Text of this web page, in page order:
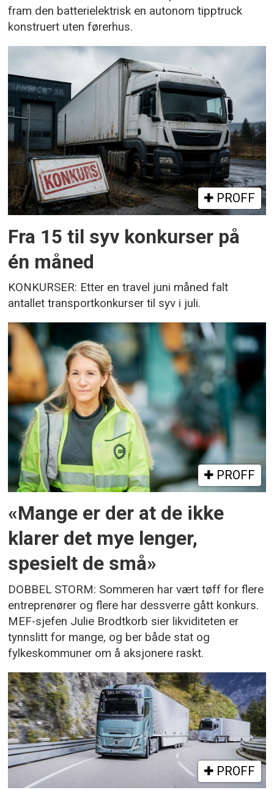
fram den batterielektrisk en autonom tipptruck
konstruert uten førerhus.
PROFF
Fra 15 til syv konkurser på
én måned
KONKURSER: Etter en travel juni måned falt
antallet transportkonkurser til syv i juli.
PROFF
«Mange er der at de ikke
klarer det mye lenger,
spesielt de små»
DOBBEL STORM: Sommeren har vært tøff for flere
entreprenører og flere har dessverre gått konkurs.
MEF-sjefen Julie Brodtkorb sier likviditeten er
tynnslitt for mange, og ber både stat og
fylkeskommuner om å aksjonere raskt.
PROFF